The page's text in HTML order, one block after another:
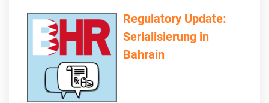
Regulatory Update:
Serialisierung in
Bahrain